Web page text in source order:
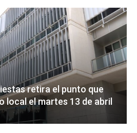
retira el punto que
local el martes 13 de abril